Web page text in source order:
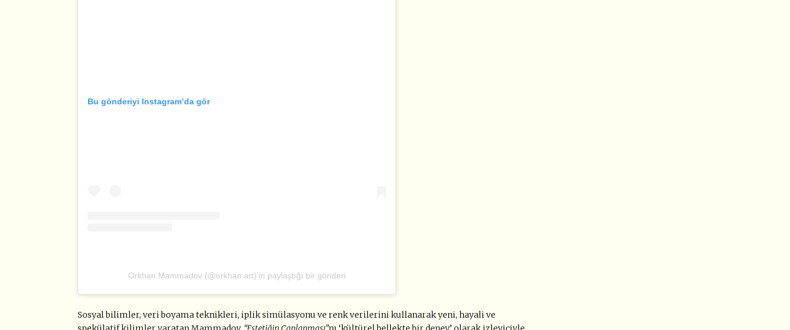
Bu gönderiyi Instagram’da gör
Orkhan Mammadov (@orkhan.art)’in paylaştığı bir gönderi
Sosyal bilimler, veri boyama teknikleri, iplik simülasyonu ve renk verilerini kullanarak yeni, hayali ve